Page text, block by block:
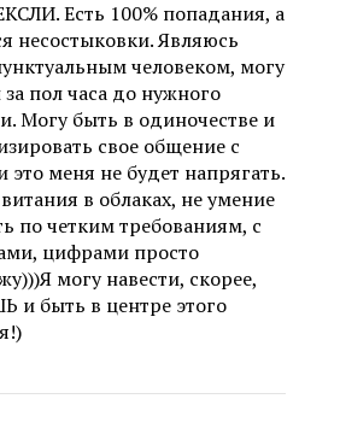
Есть 100% попадания, а
несостыковки. Являюсь
человеком, могу
пол часа до нужного
Могу быть в одиночестве и
свое общение с
меня не будет напрягать.
в облаках, не умение
по четким требованиям, с
цифрами просто
могу навести, скорее,
и быть в центре этого